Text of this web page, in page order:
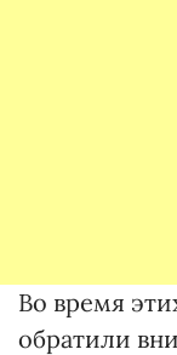
Во время
обратили